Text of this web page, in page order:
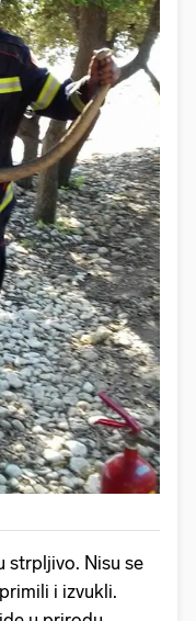
strpljivo. Nisu se
i izvukli.